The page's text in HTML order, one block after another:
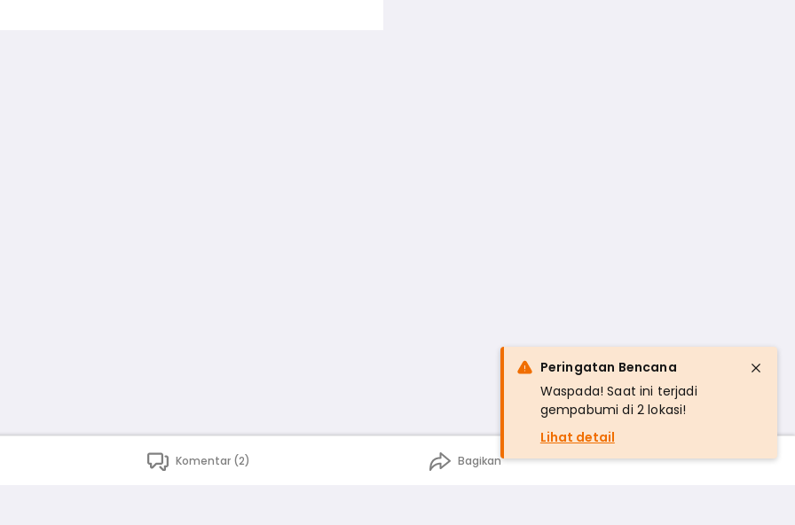
Komentar (2) Bagikan
Peringatan Bencana
Waspada! Saat ini terjadi
gempabumi di 2 lokasi!
Lihat detail